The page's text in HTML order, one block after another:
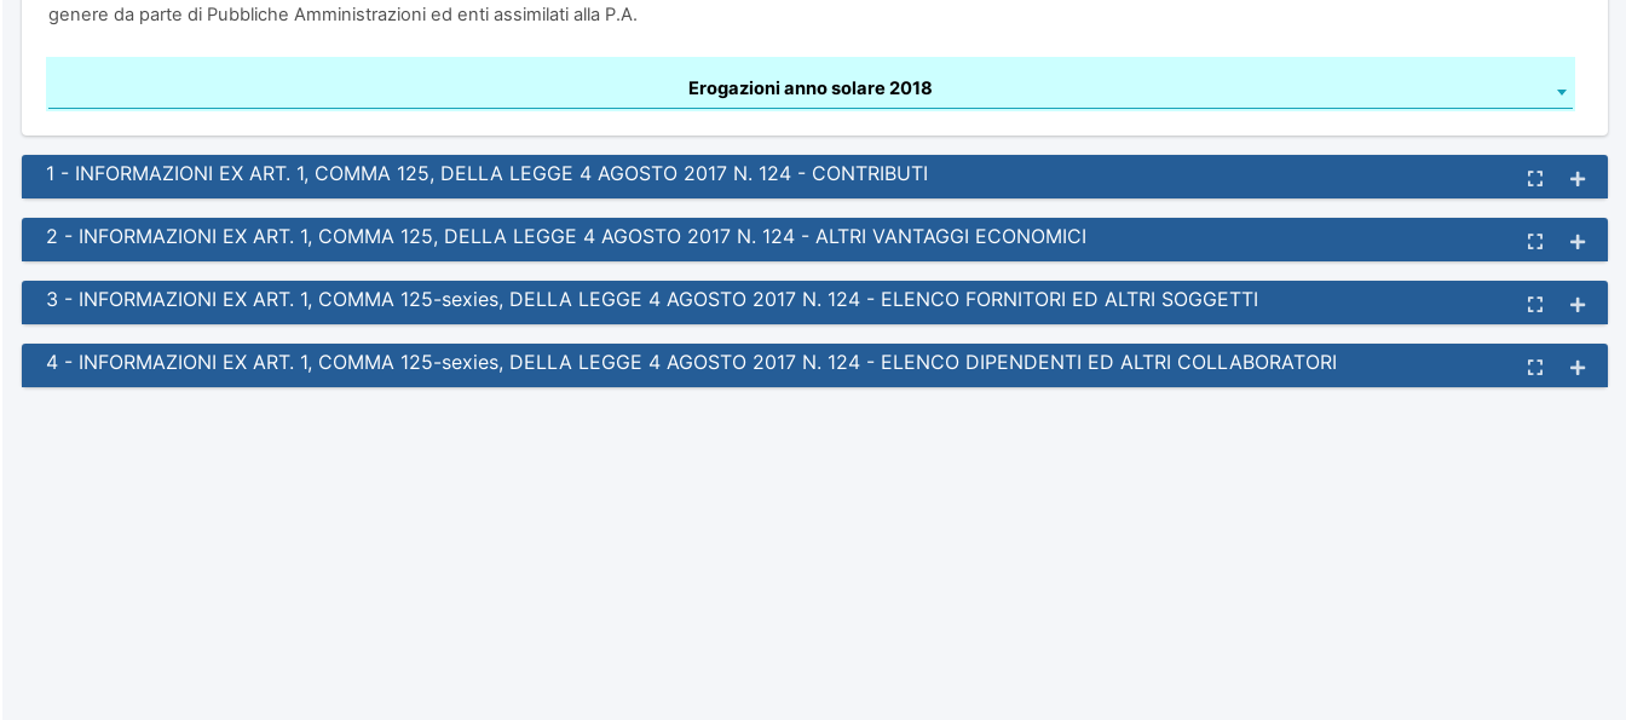
genere da parte di Pubbliche Amministrazioni ed enti assimilati alla P.A.
Erogazioni anno solare 2018
1 - INFORMAZIONI EX ART. 1, COMMA 125, DELLA LEGGE 4 AGOSTO 2017 N. 124 - CONTRIBUTI
2 - INFORMAZIONI EX ART. 1, COMMA 125, DELLA LEGGE 4 AGOSTO 2017 N. 124 - ALTRI VANTAGGI ECONOMICI
3 - INFORMAZIONI EX ART. 1, COMMA 125-sexies, DELLA LEGGE 4 AGOSTO 2017 N. 124 - ELENCO FORNITORI ED ALTRI SOGGETTI
4 - INFORMAZIONI EX ART. 1, COMMA 125-sexies, DELLA LEGGE 4 AGOSTO 2017 N. 124 - ELENCO DIPENDENTI ED ALTRI COLLABORATORI